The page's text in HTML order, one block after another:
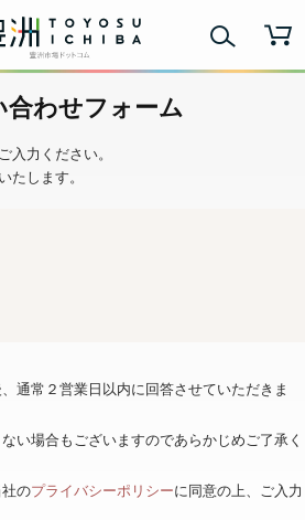
合わせフォーム
入力ください。
たします。
通常２営業日以内に回答させていただきま
い場合もございますのであらかじめご了承く
のプライバシーポリシーに同意の上、ご入力